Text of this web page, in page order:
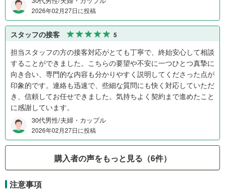
2026年02月27日に投稿
スタッフの接客 5
担当スタッフの方の接客対応がとても丁寧で、終始安心して相談
することができました。こちらの要望や不安に一つひとつ真摯に
向き合い、専門的な内容も分かりやすく説明してくださった点が
印象的です。連絡も迅速で、些細な質問にも快く対応していただ
き、信頼してお任せできました。気持ちよく契約まで進めたこと
に感謝しています。
30代男性/夫婦・カップル
2026年02月27日に投稿
購入者の声をもっと見る（6件）
注意事項